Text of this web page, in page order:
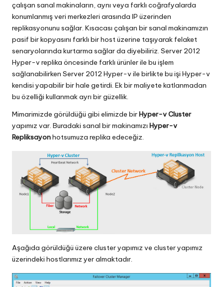
çalışan sanal makinaların, aynı veya farklı coğrafyalarda
konumlanmış veri merkezleri arasında IP üzerinden
replikasyonunu sağlar. Kısacası çalışan bir sanal makinamızın
pasif bir kopyasını farklı bir host üzerine taşıyarak felaket
senaryolarında kurtarma sağlar da diyebiliriz. Server 2012
Hyper-v replika öncesinde farklı ürünler ile bu işlem
sağlanabilirken Server 2012 Hyper-v ile birlikte bu işi Hyper-v
kendisi yapabilir bir hale getirdi. Ek bir maliyete katlanmadan
bu özelliği kullanmak ayrı bir güzellik.
Mimarimizde görüldüğü gibi elimizde birHyper-v Cluster
yapımız var. Buradaki sanal bir makinamızı Hyper-v
Repliksayonhotsumuza replika edeceğiz.
Aşağıda görüldüğü üzere cluster yapımız ve cluster yapımız
üzerindeki hostlarımız yer almaktadır.